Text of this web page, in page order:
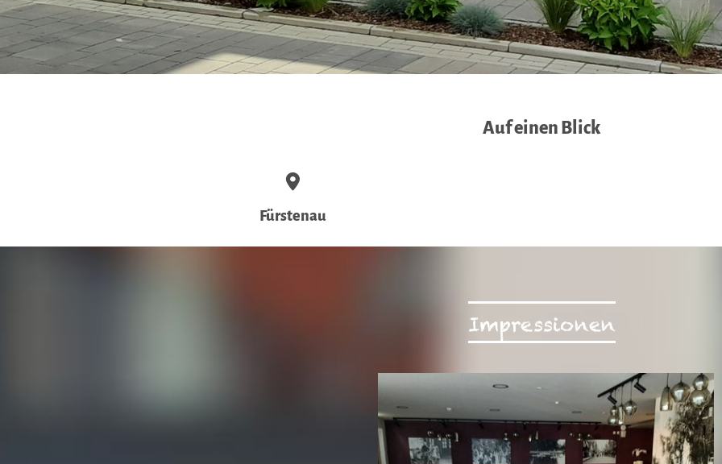
Auf einen Blick
Fürstenau
Impressionen